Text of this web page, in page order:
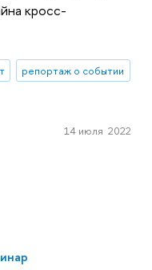
кросс-
репортаж о событии
14 июля 2022